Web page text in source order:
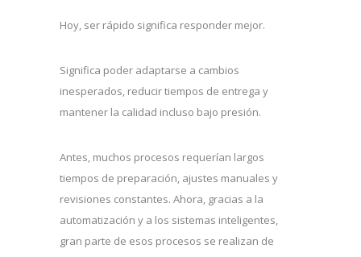
Hoy, ser rápido significa responder mejor.
Significa poder adaptarse a cambios
inesperados, reducir tiempos de entrega y
mantener la calidad incluso bajo presión.
Antes, muchos procesos requerían largos
tiempos de preparación, ajustes manuales y
revisiones constantes. Ahora, gracias a la
automatización y a los sistemas inteligentes,
gran parte de esos procesos se realizan de